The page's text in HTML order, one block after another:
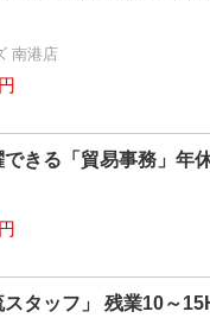
南港店
きる「貿易事務」年
タッフ」 残業10～